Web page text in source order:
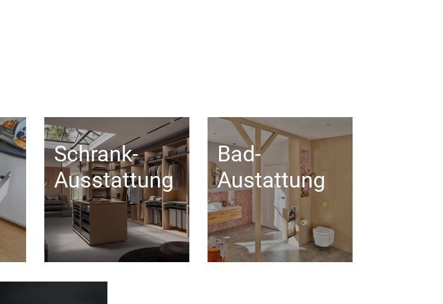
Schrank-
Ausstattung
Bad-
Austattung